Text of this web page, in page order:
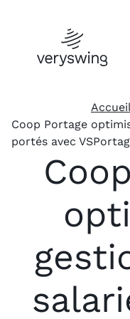
Coop Portage
portés avec